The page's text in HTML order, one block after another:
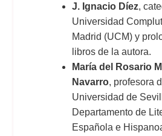
J. Ignacio Díez,
Universidad
Madrid (UCM) y
libros de la autora.
María del Rosario
Navarro, profesora
Universidad de
Departamento de
Española e